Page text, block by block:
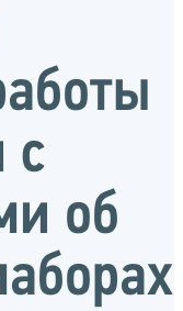
с
об